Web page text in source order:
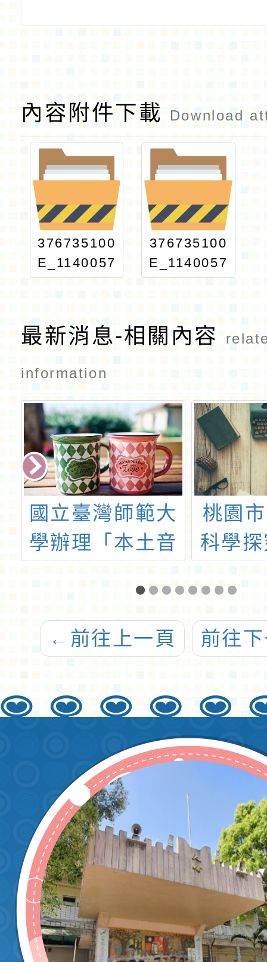
內容附件下載 Download
376735100
E_1140057
985_ATTA
376735100
E_1140057
985_print
最新消息-相關內容
information
國立臺灣師範大
學辦理「本土音
坊研習營」
桃園
科學
畫＿
← 前往上一頁 前往